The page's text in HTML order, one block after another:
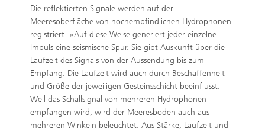
Die reflektierten Signale werden auf der
Meeresoberfläche von hochempfindlichen Hydrophonen
registriert. »Auf diese Weise generiert jeder einzelne
Impuls eine seismische Spur. Sie gibt Auskunft über die
Laufzeit des Signals von der Aussendung bis zum
Empfang. Die Laufzeit wird auch durch Beschaffenheit
und Größe der jeweiligen Gesteinsschicht beeinflusst.
Weil das Schallsignal von mehreren Hydrophonen
empfangen wird, wird der Meeresboden auch aus
mehreren Winkeln beleuchtet. Aus Stärke, Laufzeit und